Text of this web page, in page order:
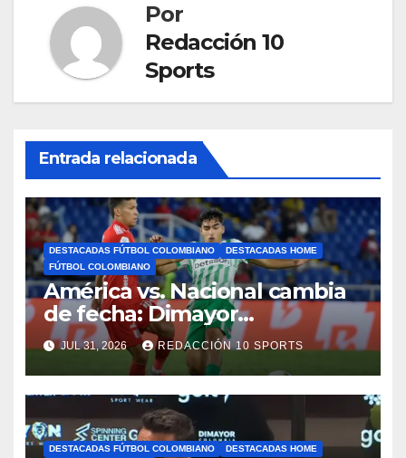
Por
Redacción 10
Sports
Entrada relacionada
DESTACADAS FÚTBOL COLOMBIANO
DESTACADAS HOME
FÚTBOL COLOMBIANO
América vs. Nacional cambia
de fecha: Dimayor
reprogramó el clásico por
motivos de seguridad
JUL 31, 2026 REDACCIÓN 10 SPORTS
DESTACADAS FÚTBOL COLOMBIANO
DESTACADAS HOME